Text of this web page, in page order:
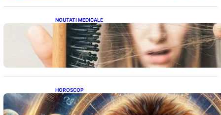
NOUTATI MEDICALE
Semnele unei deficiențe de proteine:
Impactul asupra sănătății tale
HOROSCOP
Portalul Leului 8/8: Oportunități de
Abundență pentru Cinci Zodii în 2026